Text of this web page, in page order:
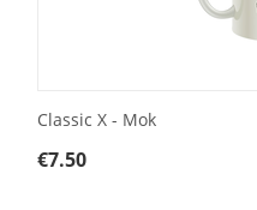
Classic X - Mok
€7.50